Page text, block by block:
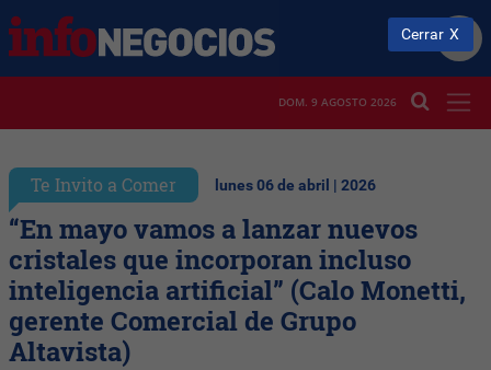
DOM. 9 AGOSTO 2026
Te Invito a Comer lunes 06 de abril | 2026
“En mayo vamos a lanzar nuevos
cristales que incorporan incluso
inteligencia artificial” (Calo Monetti,
gerente Comercial de Grupo
Altavista)
Cerrar